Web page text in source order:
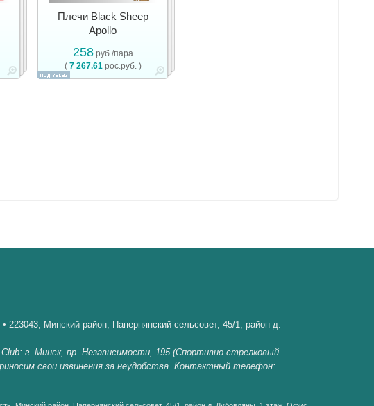
Плечи Black Sheep
Apollo
258руб./пара
( 7 267.61рос.руб. )
• 223043, Минский район, Папернянский сельсовет, 45/1, район д.
г. Минск, пр. Независимости, 195 (Спортивно-стрелковый
свои извинения за неудобства. Контактный телефон: